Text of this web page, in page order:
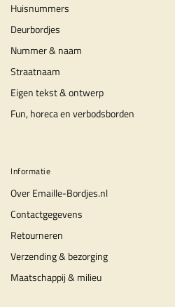
Huisnummers
Deurbordjes
Nummer & naam
Straatnaam
Eigen tekst & ontwerp
Fun, horeca en verbodsborden
Informatie
Over Emaille-Bordjes.nl
Contactgegevens
Retourneren
Verzending & bezorging
Maatschappij & milieu